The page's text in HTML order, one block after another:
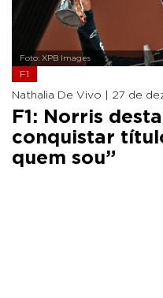
Foto: XPB Images
F1
Nathalia De Vivo | 27 de
F1: Norris
conquistar
quem sou”